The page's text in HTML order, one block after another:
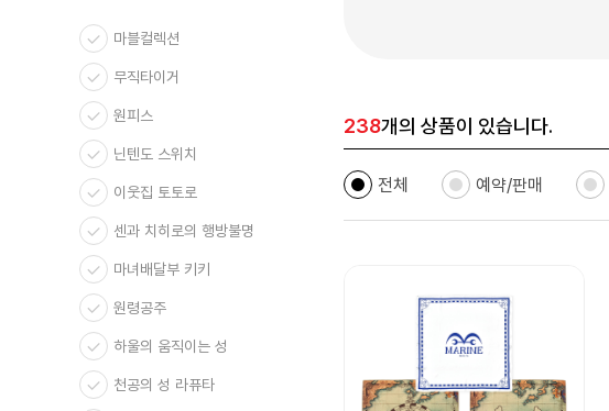
마블컬렉션
무직타이거
원피스
닌텐도 스위치
이웃집 토토로
센과 치히로의 행방불명
마녀배달부 키키
원령공주
하울의 움직이는 성
천공의 성 라퓨타
238개의 상품이 있습니다.
전체 예약/판매